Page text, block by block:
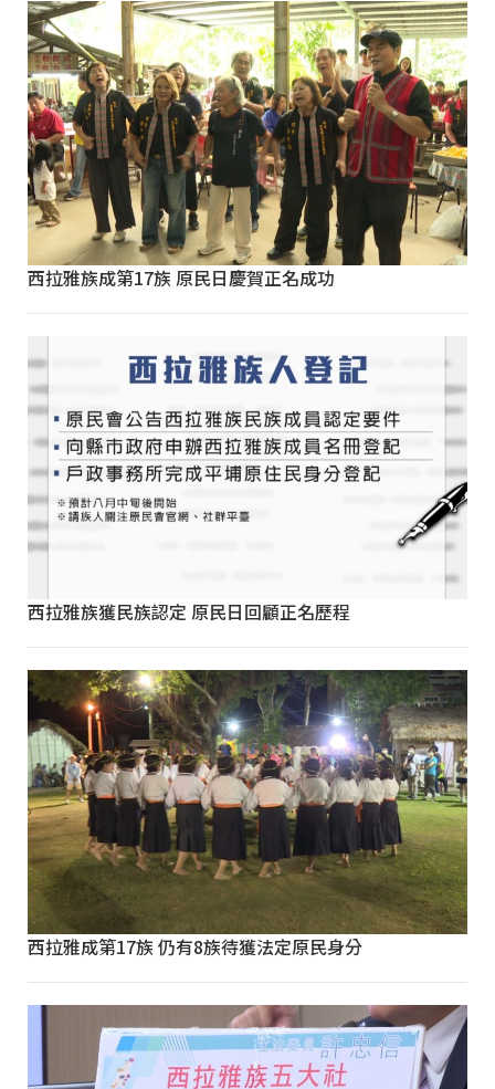
西拉雅族成第17族 原民日慶賀正名成功
西拉雅族獲民族認定 原民日回顧正名歷程
西拉雅成第17族 仍有8族待獲法定原民身分